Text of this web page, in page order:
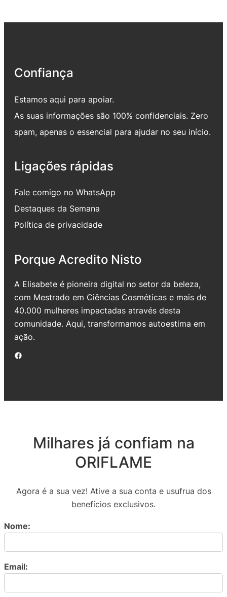
Confiança
Estamos aqui para apoiar.
As suas informações são 100% confidenciais. Zero
spam, apenas o essencial para ajudar no seu início.
Ligações rápidas
Fale comigo no WhatsApp
Destaques da Semana
Política de privacidade
Porque Acredito Nisto
A Elisabete é pioneira digital no setor da beleza,
com Mestrado em Ciências Cosméticas e mais de
40.000 mulheres impactadas através desta
comunidade. Aqui, transformamos autoestima em
ação.
Facebook
Milhares já confiam na
ORIFLAME
Agora é a sua vez! Ative a sua conta e usufrua dos
benefícios exclusivos.
Nome:
Email: